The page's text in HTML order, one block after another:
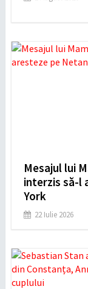
Mesajul lui
interzis să-l
York
22 Iulie 2026